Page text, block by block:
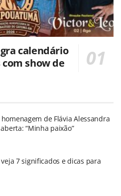
calendário
show de
de Flávia Alessandra
“Minha paixão”
7 significados e dicas para